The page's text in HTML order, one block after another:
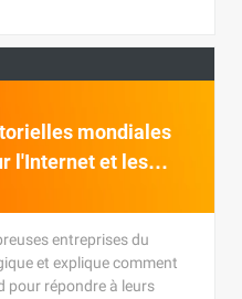
mondiales
l'Internet et les
entreprises du
et explique comment
pour répondre à leurs